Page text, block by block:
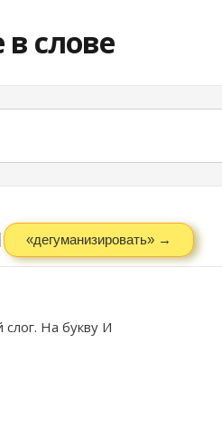
«дегуманизировать» →
На букву И